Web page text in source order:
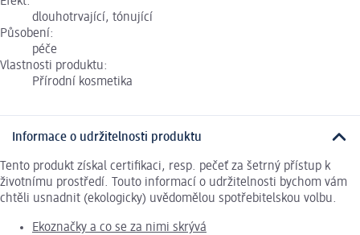
dlouhotrvající, tónující
Působení:
péče
Vlastnosti produktu:
Přírodní kosmetika
Informace o udržitelnosti produktu
Tento produkt získal certifikaci, resp. pečeť za šetrný přístup k
životnímu prostředí. Touto informací o udržitelnosti bychom vám
chtěli usnadnit (ekologicky) uvědomělou spotřebitelskou volbu.
Ekoznačky a co se za nimi skrývá